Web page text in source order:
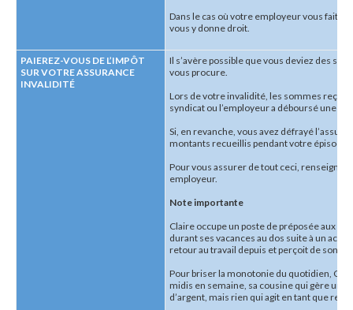
Dans le cas où votre employeur vous fait
vous y donne droit.
PAIEREZ-VOUS DE L’IMPÔT
SUR VOTRE ASSURANCE
INVALIDITÉ
Il s’avère possible que vous deviez des
vous procure.
Lors de votre invalidité, les sommes
syndicat ou l’employeur a déboursé une
Si, en revanche, vous avez défrayé
montants recueillis pendant votre épisode
Pour vous assurer de tout ceci,
employeur.
Note importante
Claire occupe un poste de préposée aux
durant ses vacances au dos suite à un
retour au travail depuis et perçoit de son
Pour briser la monotonie du quotidien,
midis en semaine, sa cousine qui gère
d’argent, mais rien qui agit en tant que